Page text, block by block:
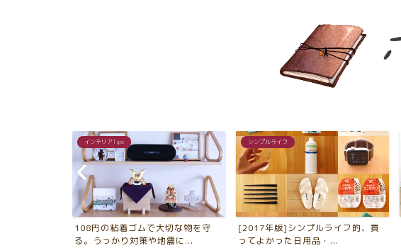
シンプルライフ
[2017年版]シンプルライフ的、買
ってよかった日用品・...
買い物のコツ
2018年のアマゾンプライムデーで
いろいろ購入しました！...